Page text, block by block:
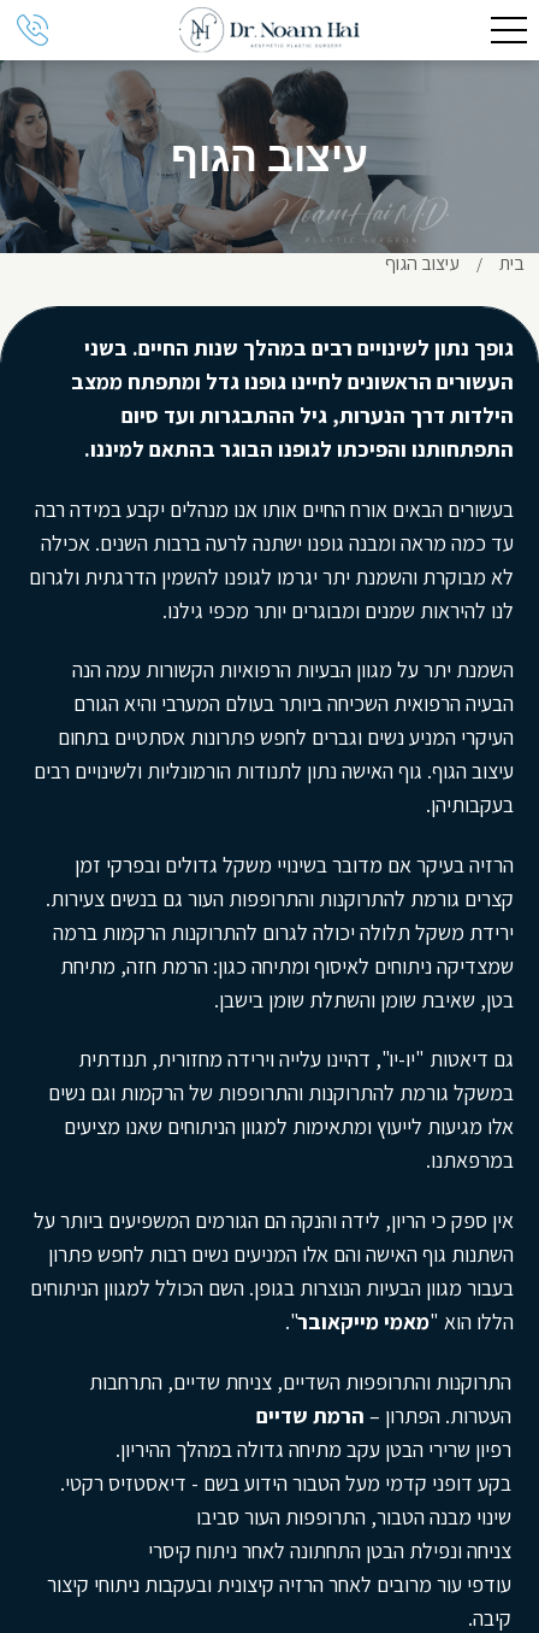
עיצוב הגוף
בית / עיצוב הגוף
גופך נתון לשינויים רבים במהלך שנות החיים. בשני
העשורים הראשונים לחיינו גופנו גדל ומתפתח ממצב
הילדות דרך הנערות, גיל ההתבגרות ועד סיום
התפתחותנו והפיכתו לגופנו הבוגר בהתאם למיננו.
בעשורים הבאים אורח החיים אותו אנו מנהלים יקבע במידה רבה
עד כמה מראה ומבנה גופנו ישתנה לרעה ברבות השנים. אכילה
לא מבוקרת והשמנת יתר יגרמו לגופנו להשמין הדרגתית ולגרום
לנו להיראות שמנים ומבוגרים יותר מכפי גילנו.
השמנת יתר על מגוון הבעיות הרפואיות הקשורות עמה הנה
הבעיה הרפואית השכיחה ביותר בעולם המערבי והיא הגורם
העיקרי המניע נשים וגברים לחפש פתרונות אסתטיים בתחום
עיצוב הגוף. גוף האישה נתון לתנודות הורמונליות ולשינויים רבים
בעקבותיהן.
הרזיה בעיקר אם מדובר בשינויי משקל גדולים ובפרקי זמן
קצרים גורמת להתרוקנות והתרופפות העור גם בנשים צעירות.
ירידת משקל תלולה יכולה לגרום להתרוקנות הרקמות ברמה
שמצדיקה ניתוחים לאיסוף ומתיחה כגון: הרמת חזה, מתיחת
בטן, שאיבת שומן והשתלת שומן בישבן.
גם דיאטות "יו-יו", דהיינו עלייה וירידה מחזורית, תנודתית
במשקל גורמת להתרוקנות והתרופפות של הרקמות וגם נשים
אלו מגיעות לייעוץ ומתאימות למגוון הניתוחים שאנו מציעים
במרפאתנו.
אין ספק כי הריון, לידה והנקה הם הגורמים המשפיעים ביותר על
השתנות גוף האישה והם אלו המניעים נשים רבות לחפש פתרון
בעבור מגוון הבעיות הנוצרות בגופן. השם הכולל למגוון הניתוחים
הללו הוא "מאמי מייקאובר".
התרוקנות והתרופפות השדיים, צניחת שדיים, התרחבות
העטרות. הפתרון – הרמת שדיים
רפיון שרירי הבטן עקב מתיחה גדולה במהלך ההיריון.
בקע דופני קדמי מעל הטבור הידוע בשם - דיאסטזיס רקטי.
שינוי מבנה הטבור, התרופפות העור סביבו
צניחה ונפילת הבטן התחתונה לאחר ניתוח קיסרי
עודפי עור מרובים לאחר הרזיה קיצונית ובעקבות ניתוחי קיצור
קיבה.